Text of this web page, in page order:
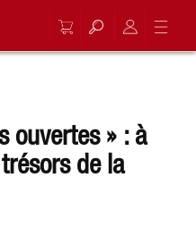
ouvertes » : à
de la